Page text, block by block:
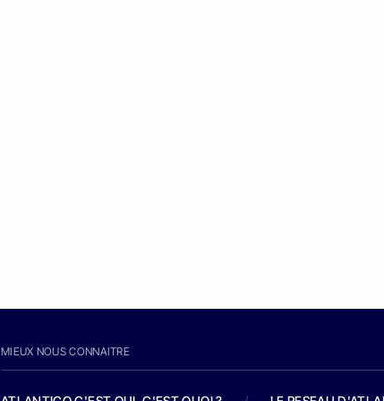
MIEUX NOUS CONNAITRE